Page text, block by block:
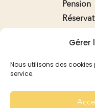
Gérer
Nous utilisons des cookies
service.
Pension
Pour
Pour les
Contact